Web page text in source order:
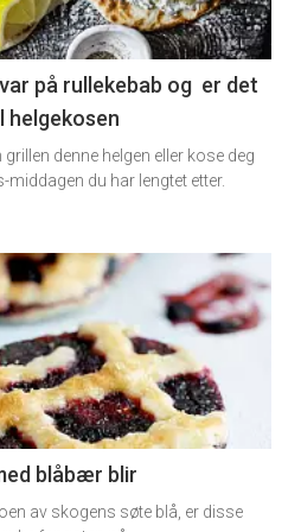
på rullekebab og er det
denne helgen eller kose deg
du har lengtet etter.
blåbær blir
av skogens søte blå, er disse